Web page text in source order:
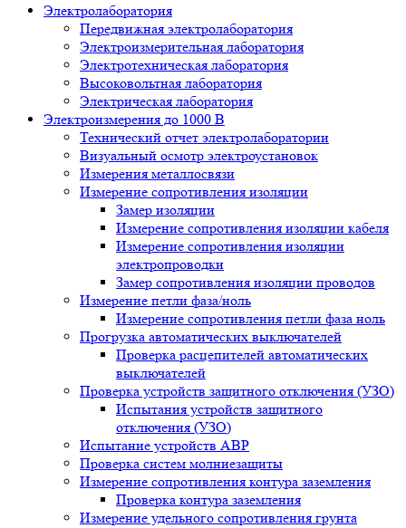
Электролаборатория
Передвижная электролаборатория
Электроизмерительная лаборатория
Электротехническая лаборатория
Высоковольтная лаборатория
Электрическая лаборатория
Электроизмерения до 1000 В
Технический отчет электролаборатории
Визуальный осмотр электроустановок
Измерения металлосвязи
Измерение сопротивления изоляции
Замер изоляции
Измерение сопротивления изоляции кабеля
Измерение сопротивления изоляции
электропроводки
Замер сопротивления изоляции проводов
Измерение петли фаза/ноль
Измерение сопротивления петли фаза ноль
Прогрузка автоматических выключателей
Проверка расцепителей автоматических
выключателей
Проверка устройств защитного отключения (УЗО)
Испытания устройств защитного
отключения (УЗО)
Испытание устройств АВР
Проверка систем молниезащиты
Измерение сопротивления контура заземления
Проверка контура заземления
Измерение удельного сопротивления грунта